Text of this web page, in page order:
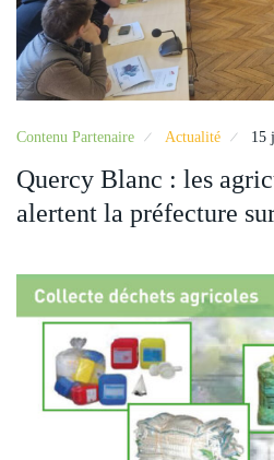
Contenu Partenaire Actualité 15
Quercy Blanc : les
alertent la préfecture